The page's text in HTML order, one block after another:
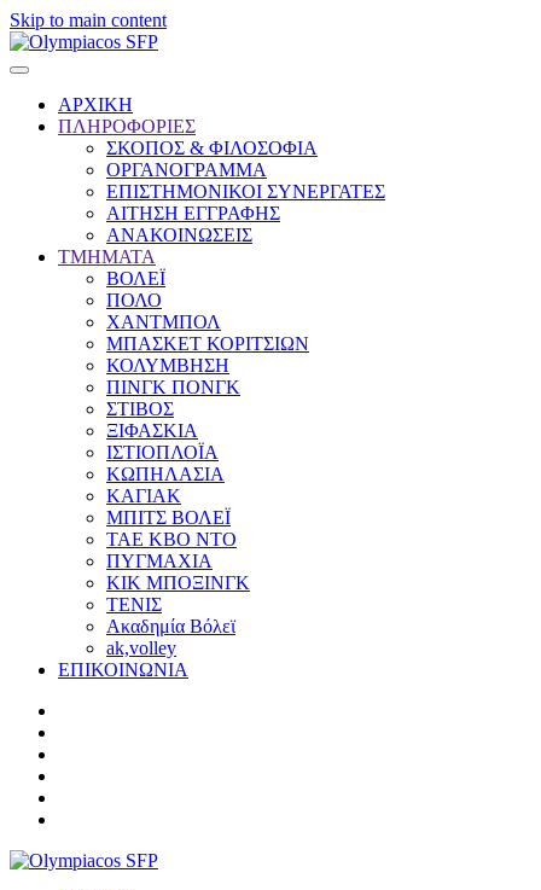
Skip to main content
ΑΡΧΙΚΗ
ΠΛΗΡΟΦΟΡΙΕΣ
ΣΚΟΠΟΣ & ΦΙΛΟΣΟΦΙΑ
ΟΡΓΑΝΟΓΡΑΜΜΑ
ΕΠΙΣΤΗΜΟΝΙΚΟΙ ΣΥΝΕΡΓΑΤΕΣ
ΑΙΤΗΣΗ ΕΓΓΡΑΦΗΣ
ΑΝΑΚΟΙΝΩΣΕΙΣ
ΤΜΗΜΑΤΑ
ΒΟΛΕΪ
ΠΟΛΟ
ΧΑΝΤΜΠΟΛ
ΜΠΑΣΚΕΤ ΚΟΡΙΤΣΙΩΝ
ΚΟΛΥΜΒΗΣΗ
ΠΙΝΓΚ ΠΟΝΓΚ
ΣΤΙΒΟΣ
ΞΙΦΑΣΚΙΑ
ΙΣΤΙΟΠΛΟΪΑ
ΚΩΠΗΛΑΣΙΑ
ΚΑΓΙΑΚ
ΜΠΙΤΣ ΒΟΛΕΪ
ΤΑΕ ΚΒΟ ΝΤΟ
ΠΥΓΜΑΧΙΑ
ΚΙΚ ΜΠΟΞΙΝΓΚ
ΤΕΝΙΣ
Ακαδημία Βόλεϊ
ak,volley
ΕΠΙΚΟΙΝΩΝΙΑ